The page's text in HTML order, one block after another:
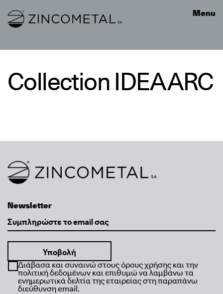
Link to homepage Menu
Collection IDEA ARC
Link to homepage
Newsletter
Διάβασα και συναινώ στους όρους χρήσης και την
πολιτική δεδομένων και επιθυμώ να λαμβάνω τα
ενημερωτικά δελτία της εταιρείας στη παραπάνω
διεύθυνση email.